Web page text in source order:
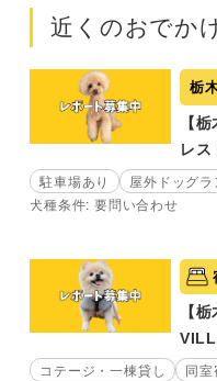
近くのおでか
栃
【
レス
駐車場あり 屋外ドッグラ
犬種条件: 要問い合わせ
【
コテージ・一棟貸し 同